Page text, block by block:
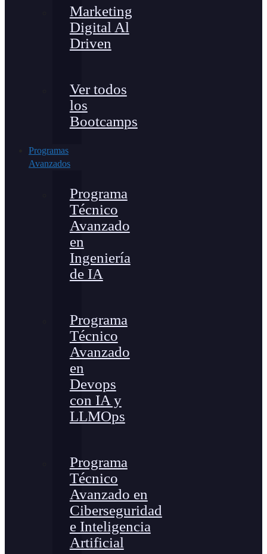
Marketing
Digital Al
Driven
Ver todos
los
Bootcamps
Programas
Avanzados
Programa
Técnico
Avanzado
en
Ingeniería
de IA
Programa
Técnico
Avanzado
en
Devops
con IA y
LLMOps
Programa
Técnico
Avanzado en
Ciberseguridad
e Inteligencia
Artificial